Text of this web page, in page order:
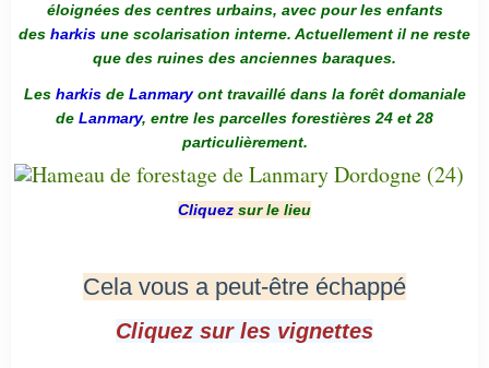
éloignées des centres urbains, avec pour les enfants
des harkis une scolarisation interne. Actuellement il ne reste
que des ruines des anciennes baraques.
Les harkis de Lanmaryont travaillé dans la forêt domaniale
de Lanmary, entre les parcelles forestières 24 et 28
particulièrement.
Cliquez sur le lieu
Cela vous a peut-être échappé
Cliquez sur les vignettes